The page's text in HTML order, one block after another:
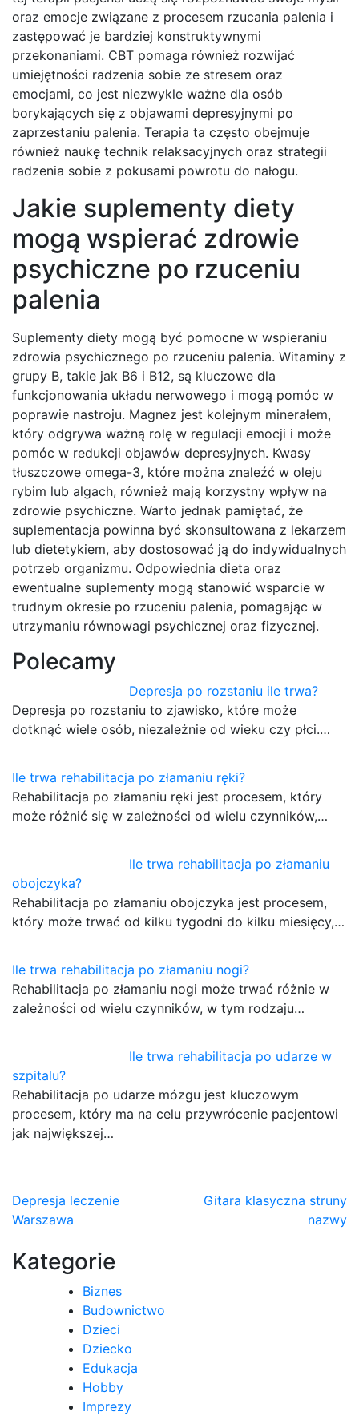
oraz emocje związane z procesem rzucania palenia i
zastępować je bardziej konstruktywnymi
przekonaniami. CBT pomaga również rozwijać
umiejętności radzenia sobie ze stresem oraz
emocjami, co jest niezwykle ważne dla osób
borykających się z objawami depresyjnymi po
zaprzestaniu palenia. Terapia ta często obejmuje
również naukę technik relaksacyjnych oraz strategii
radzenia sobie z pokusami powrotu do nałogu.
Jakie suplementy diety
mogą wspierać zdrowie
psychiczne po rzuceniu
palenia
Suplementy diety mogą być pomocne w wspieraniu
zdrowia psychicznego po rzuceniu palenia. Witaminy z
grupy B, takie jak B6 i B12, są kluczowe dla
funkcjonowania układu nerwowego i mogą pomóc w
poprawie nastroju. Magnez jest kolejnym minerałem,
który odgrywa ważną rolę w regulacji emocji i może
pomóc w redukcji objawów depresyjnych. Kwasy
tłuszczowe omega-3, które można znaleźć w oleju
rybim lub algach, również mają korzystny wpływ na
zdrowie psychiczne. Warto jednak pamiętać, że
suplementacja powinna być skonsultowana z lekarzem
lub dietetykiem, aby dostosować ją do indywidualnych
potrzeb organizmu. Odpowiednia dieta oraz
ewentualne suplementy mogą stanowić wsparcie w
trudnym okresie po rzuceniu palenia, pomagając w
utrzymaniu równowagi psychicznej oraz fizycznej.
Polecamy
Depresja po rozstaniu ile trwa?
Depresja po rozstaniu to zjawisko, które może
dotknąć wiele osób, niezależnie od wieku czy płci.…
Ile trwa rehabilitacja po złamaniu ręki?
Rehabilitacja po złamaniu ręki jest procesem, który
może różnić się w zależności od wielu czynników,…
Ile trwa rehabilitacja po złamaniu
obojczyka?
Rehabilitacja po złamaniu obojczyka jest procesem,
który może trwać od kilku tygodni do kilku miesięcy,…
Ile trwa rehabilitacja po złamaniu nogi?
Rehabilitacja po złamaniu nogi może trwać różnie w
zależności od wielu czynników, w tym rodzaju…
Ile trwa rehabilitacja po udarze w
szpitalu?
Rehabilitacja po udarze mózgu jest kluczowym
procesem, który ma na celu przywrócenie pacjentowi
jak największej…
Nawigacja
wpisu
Depresja leczenie
Warszawa
Gitara klasyczna struny
nazwy
Kategorie
Biznes
Budownictwo
Dzieci
Dziecko
Edukacja
Hobby
Imprezy